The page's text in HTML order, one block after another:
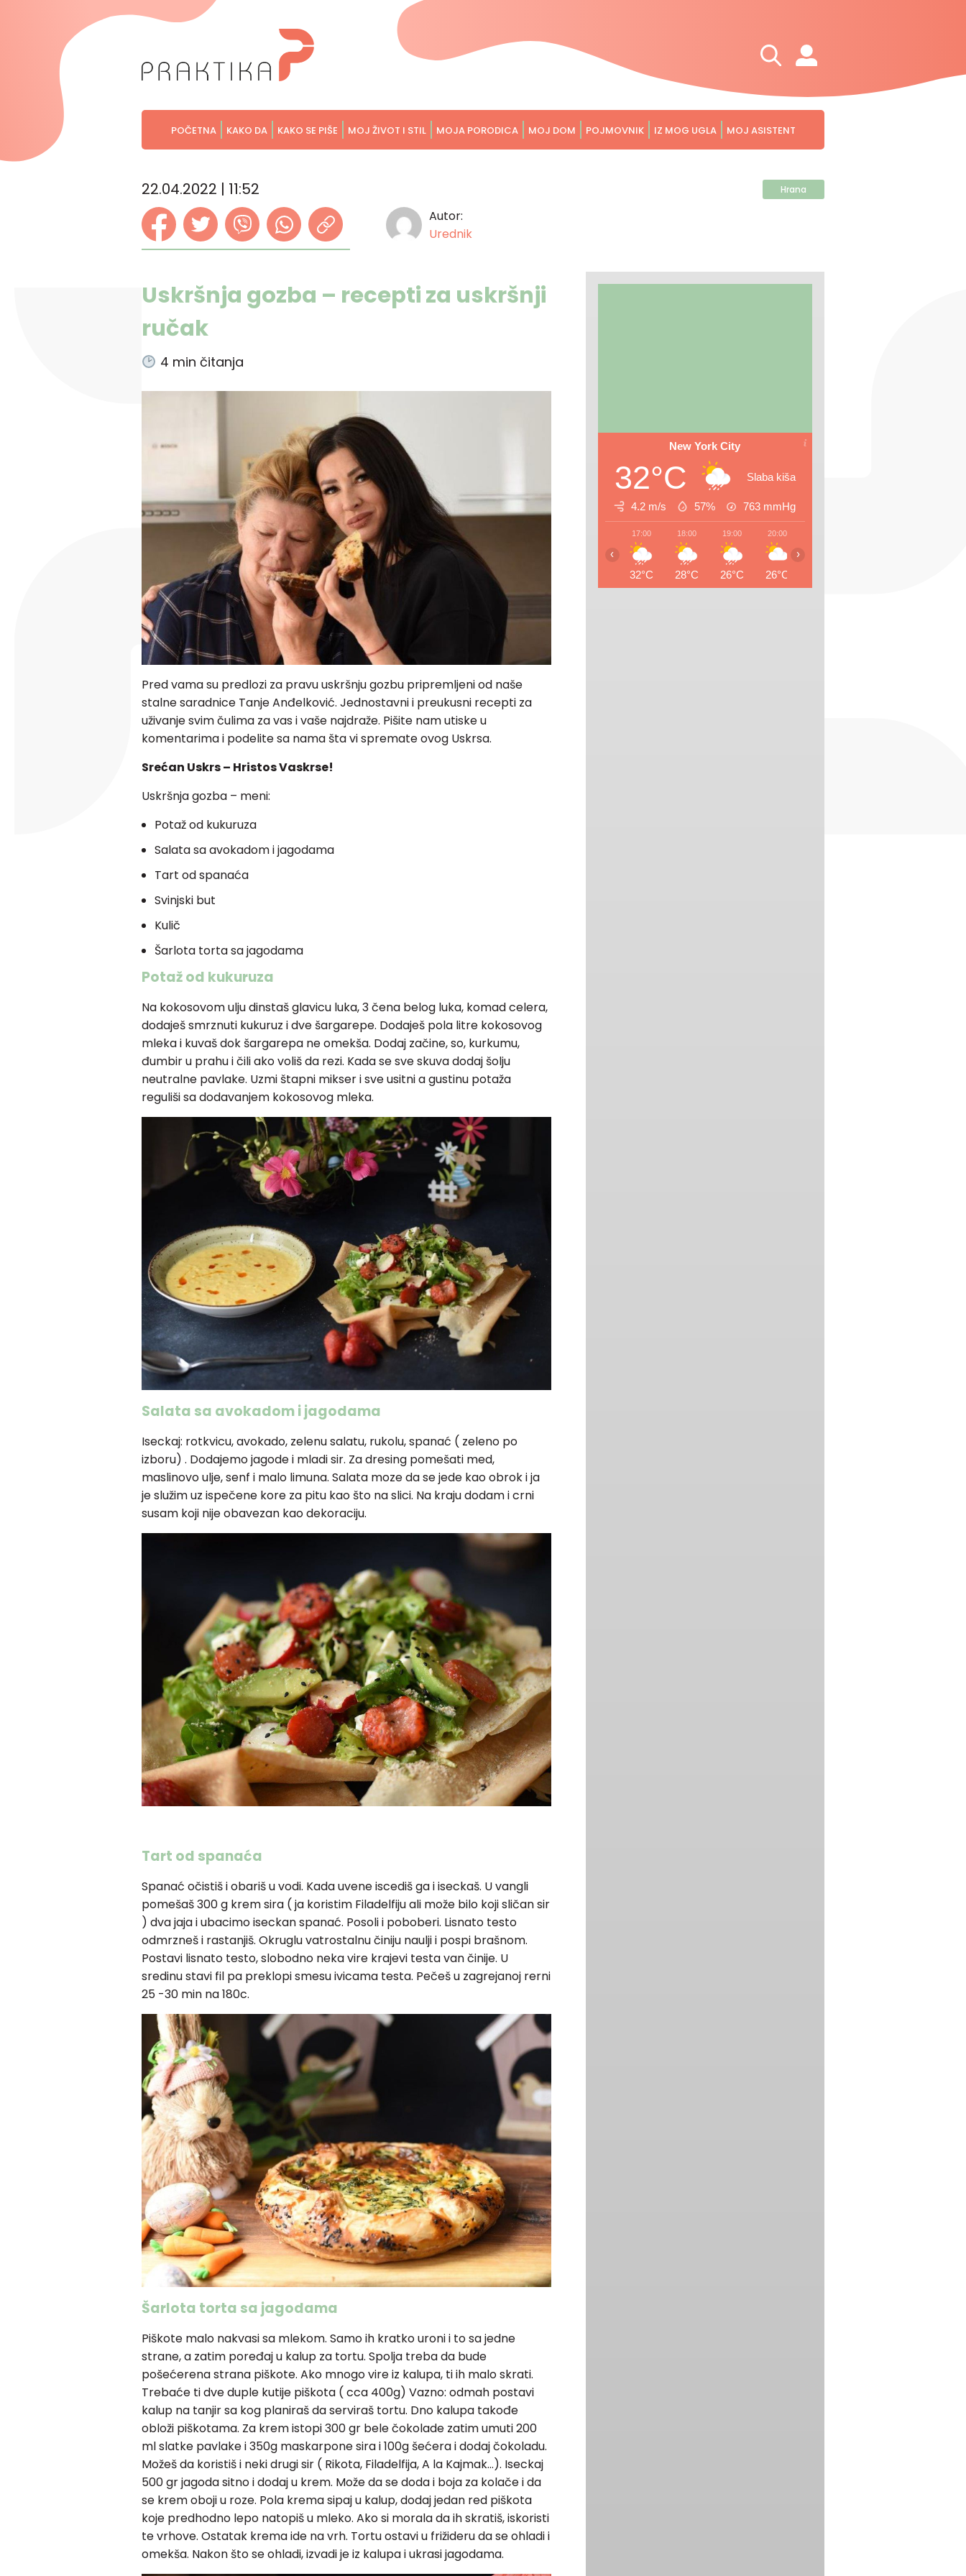
POČETNA KAKO DA KAKO SE PIŠE MOJ ŽIVOT I STIL MOJA PORODICA MOJ DOM POJMOVNIK IZ MOG UGLA MOJ ASISTENT
22.04.2022 | 11:52 Hrana
Autor:
Urednik
Uskršnja gozba – recepti za uskršnji
ručak
4 min čitanja
Pred vama su predlozi za pravu uskršnju gozbu pripremljeni od naše
stalne saradnice Tanje Anđelković. Jednostavni i preukusni recepti za
uživanje svim čulima za vas i vaše najdraže. Pišite nam utiske u
komentarima i podelite sa nama šta vi spremate ovog Uskrsa.
Srećan Uskrs – Hristos Vaskrse!
Uskršnja gozba – meni:
Potaž od kukuruza
Salata sa avokadom i jagodama
Tart od spanaća
Svinjski but
Kulič
Šarlota torta sa jagodama
Potaž od kukuruza
Na kokosovom ulju dinstaš glavicu luka, 3 čena belog luka, komad celera,
dodaješ smrznuti kukuruz i dve šargarepe. Dodaješ pola litre kokosovog
mleka i kuvaš dok šargarepa ne omekša. Dodaj začine, so, kurkumu,
đumbir u prahu i čili ako voliš da rezi. Kada se sve skuva dodaj šolju
neutralne pavlake. Uzmi štapni mikser i sve usitni a gustinu potaža
reguliši sa dodavanjem kokosovog mleka.
Salata sa avokadom i jagodama
Iseckaj: rotkvicu, avokado, zelenu salatu, rukolu, spanać ( zeleno po
izboru) . Dodajemo jagode i mladi sir. Za dresing pomešati med,
maslinovo ulje, senf i malo limuna. Salata moze da se jede kao obrok i ja
je služim uz ispečene kore za pitu kao što na slici. Na kraju dodam i crni
susam koji nije obavezan kao dekoraciju.
Tart od spanaća
Spanać očistiš i obariš u vodi. Kada uvene iscediš ga i iseckaš. U vangli
pomešaš 300 g krem sira ( ja koristim Filadelfiju ali može bilo koji sličan sir
) dva jaja i ubacimo iseckan spanać. Posoli i poboberi. Lisnato testo
odmrzneš i rastanjiš. Okruglu vatrostalnu činiju naulji i pospi brašnom.
Postavi lisnato testo, slobodno neka vire krajevi testa van činije. U
sredinu stavi fil pa preklopi smesu ivicama testa. Pečeš u zagrejanoj rerni
25 -30 min na 180c.
Šarlota torta sa jagodama
Piškote malo nakvasi sa mlekom. Samo ih kratko uroni i to sa jedne
strane, a zatim poređaj u kalup za tortu. Spolja treba da bude
pošećerena strana piškote. Ako mnogo vire iz kalupa, ti ih malo skrati.
Trebaće ti dve duple kutije piškota ( cca 400g) Vazno: odmah postavi
kalup na tanjir sa kog planiraš da serviraš tortu. Dno kalupa takođe
obloži piškotama. Za krem istopi 300 gr bele čokolade zatim umuti 200
ml slatke pavlake i 350g maskarpone sira i 100g šećera i dodaj čokoladu.
Možeš da koristiš i neki drugi sir ( Rikota, Filadelfija, A la Kajmak…). Iseckaj
500 gr jagoda sitno i dodaj u krem. Može da se doda i boja za kolače i da
se krem oboji u roze. Pola krema sipaj u kalup, dodaj jedan red piškota
koje predhodno lepo natopiš u mleko. Ako si morala da ih skratiš, iskoristi
te vrhove. Ostatak krema ide na vrh. Tortu ostavi u frižideru da se ohladi i
omekša. Nakon što se ohladi, izvadi je iz kalupa i ukrasi jagodama.
New York City
32°C Slaba kiša
4.2 m/s 57% 763 mmHg
17:00
32°C
18:00
28°C
19:00
26°C
20:00
26°C
‹ ›